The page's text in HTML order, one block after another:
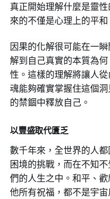
真正開始理解什麼是靈
來的不僅是心理上的平
因果的化解很可能在一
解到自己真實的本質為
性。這樣的理解將讓人
魂能夠確實掌握住這個
的禁錮中釋放自己。
以豐盛取代匱乏
數千年來，全世界的人
困境的挑戰，而在不知
們的人生之中。和平、
他所有祝福，都不是宇